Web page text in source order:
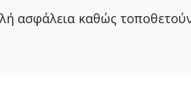
ασφάλεια καθώς